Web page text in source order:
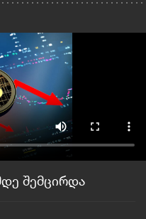
შემცირდა